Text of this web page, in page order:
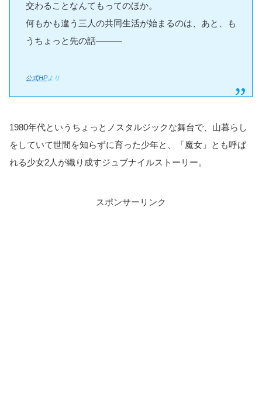
交わることなんてもってのほか。
何もかも違う三人の共同生活が始まるのは、あと、も
うちょっと先の話―――
公式HPより
1980年代というちょっとノスタルジックな舞台で、山暮らし
をしていて世間を知らずに育った少年と、「魔女」とも呼ば
れる少女2人が織り成すジュブナイルストーリー。
スポンサーリンク